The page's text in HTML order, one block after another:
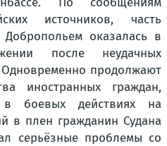
источников, часть
оказалась в
после неудачных
продолжают
иностранных граждан,
в боевых действиях на
в плен гражданин Судана
серьёзные проблемы со